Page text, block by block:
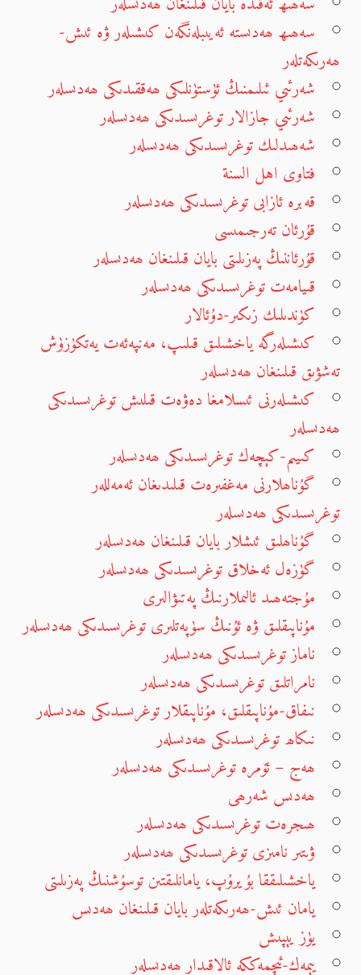
سەھىھ ھەدىستە ئەيىبلەنگەن كىشىلەر ۋە ئىش-
ھەرىكەتلەر
شەرئىي ئىلىمنىڭ ئۈستۈنلىكى ھەققىدىكى ھەدىسلەر
شەرئىي جازالار توغرىسىدىكى ھەدىسلەر
شەھىدلىك توغرىسىدىكى ھەدىسلەر
فتاوى اهل السنة
قەبرە ئازابى توغرىسىدىكى ھەدىسلەر
قۇرئان تەرجىمىسى
قۇرئاننىڭ پەزىلىتى بايان قىلىنغان ھەدىسلەر
قىيامەت توغرىسىدىكى ھەدىسلەر
كۈندىلىك زىكىر-دۇئالار
كىشىلەرگە ياخشىلىق قىلىپ، مەنپەئەت يەتكۈزۈش
تەشۋىق قىلىنغان ھەدىسلەر
كىشىلەرنى ئىسلامغا دەۋەت قىلىش توغرىسىدىكى
ھەدىسلەر
كىيىم-كېچەك توغرىسىدىكى ھەدىسلەر
گۇناھلارنى مەغفىرەت قىلىدىغان ئەمەللەر
توغرىسىدىكى ھەدىسلەر
گۇناھلىق ئىشلار بايان قىلىنغان ھەدىسلەر
گۈزەل ئەخلاق توغرىسىدىكى ھەدىسلەر
مۇجتەھىد ئالىملارنىڭ پەتىۋالىرى
مۇناپىقلىق ۋە ئۇنىڭ سۈپەتلىرى توغرىسىدىكى ھەدىسلەر
ناماز توغرىسىدىكى ھەدىسلەر
نامراتلىق توغرىسىدىكى ھەدىسلەر
نىفاق-مۇناپىقلىق، مۇناپىقلار توغرىسىدىكى ھەدىسلەر
نىكاھ توغرىسىدىكى ھەدىسلەر
ھەج – ئۆمرە توغرىسىدىكى ھەدىسلەر
ھەدىس شەرھى
ھىجرەت توغرىسىدىكى ھەدىسلەر
ۋىتىر نامىزى توغرىسىدىكى ھەدىسلەر
ياخشىلىققا بۇيرۇپ، يامانلىقتىن توسۇشنىڭ پەزىلىتى
يامان ئىش-ھەرىكەتلەر بايان قىلىنغان ھەدىس
يۈز يېپىش
يېمەك-ئىچمەككە ئالاقىدار ھەدىسلەر